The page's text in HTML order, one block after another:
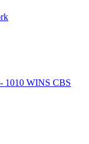
1010 WINS CBS